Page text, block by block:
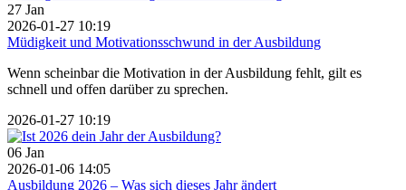
27 Jan
2026-01-27 10:19
Müdigkeit und Motivationsschwund in der Ausbildung
Wenn scheinbar die Motivation in der Ausbildung fehlt, gilt es
schnell und offen darüber zu sprechen.
2026-01-27 10:19
06 Jan
2026-01-06 14:05
Ausbildung 2026 – Was sich dieses Jahr ändert